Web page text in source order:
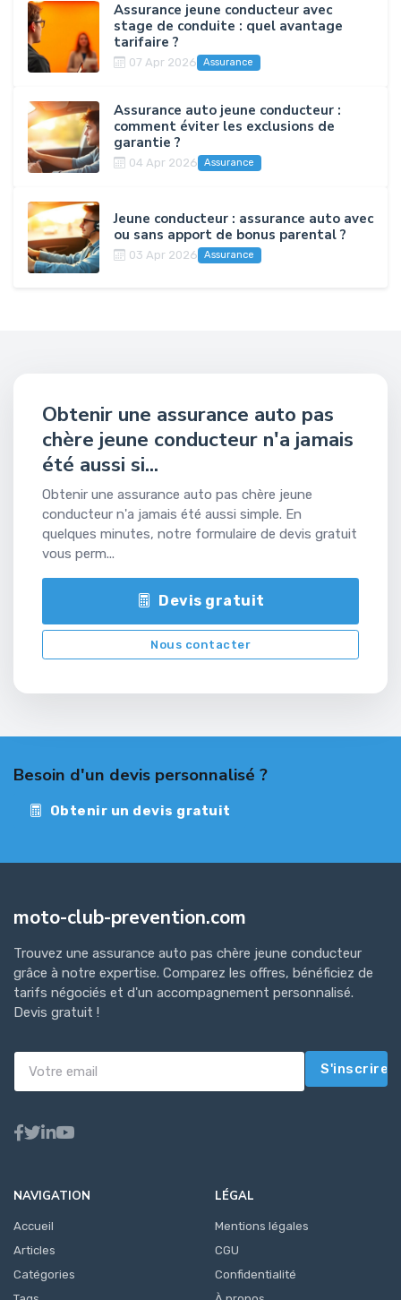
Assurance jeune conducteur avec
stage de conduite : quel avantage
tarifaire ?
07 Apr 2026 Assurance
Assurance auto jeune conducteur :
comment éviter les exclusions de
garantie ?
04 Apr 2026 Assurance
Jeune conducteur : assurance auto avec
ou sans apport de bonus parental ?
03 Apr 2026 Assurance
Obtenir une assurance auto pas
chère jeune conducteur n'a jamais
été aussi si...
Obtenir une assurance auto pas chère jeune
conducteur n'a jamais été aussi simple. En
quelques minutes, notre formulaire de devis gratuit
vous perm...
Devis gratuit
Nous contacter
Besoin d'un devis personnalisé ?
Obtenir un devis gratuit
moto-club-prevention.com
Trouvez une assurance auto pas chère jeune conducteur
grâce à notre expertise. Comparez les offres, bénéficiez de
tarifs négociés et d'un accompagnement personnalisé.
Devis gratuit !
S'inscrire
NAVIGATION
Accueil
Articles
Catégories
LÉGAL
Mentions légales
CGU
Confidentialité